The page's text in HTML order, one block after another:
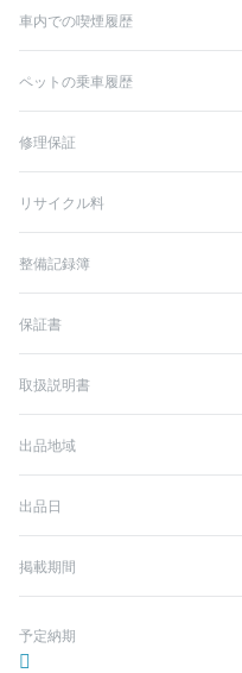
車内での喫煙履歴
ペットの乗車履歴
修理保証
リサイクル料
整備記録簿
保証書
取扱説明書
出品地域
出品日
掲載期間
予定納期